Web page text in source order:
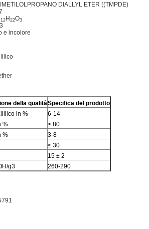
DIALLYL ETER ((TMPDE)
12H22O3
e incolore
della qualitàSpecifica del prodotto
in %
6-14
%
≥ 80
%
3-8
≤ 30
15 ± 2
g3
260-290